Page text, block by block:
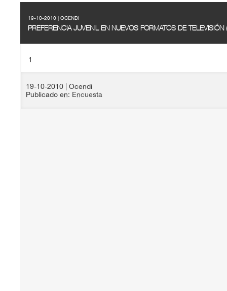
19-10-2010 | OCENDI
PREFERENCIA JUVENIL EN NUEVOS FORMATOS DE
1
19-10-2010
| Ocendi
Publicado en: Encuesta